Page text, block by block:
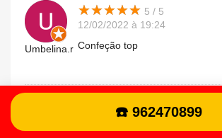
Umbelina.r
★★★★★
★★★★★ 5 / 5
12/02/2022 à 19:24
Confeção top
★ ★
★ ★
01/12/2021 à 14:02
☎️ 962470899